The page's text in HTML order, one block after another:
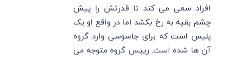
افراد سعی می‌ کند تا قدرتش را پیش
چشم بقیه به رخ بکشد اما در واقع او یک
پلیس است که برای جاسوسی وارد گروه
آن ها شده است. رییس گروه متوجه می‌